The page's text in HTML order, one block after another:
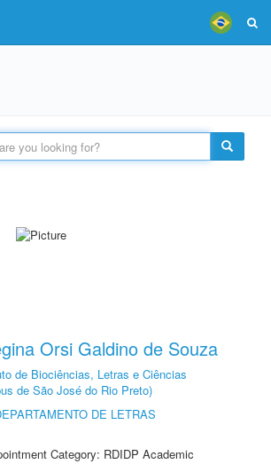
Orsi Galdino de Souza
de Biociências, Letras e Ciências
de São José do Rio Preto)
DE LETRAS
Category: RDIDP Academic